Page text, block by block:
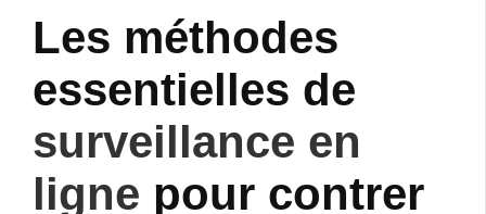
Les méthodes
essentielles de
surveillance en
ligne pour contrer